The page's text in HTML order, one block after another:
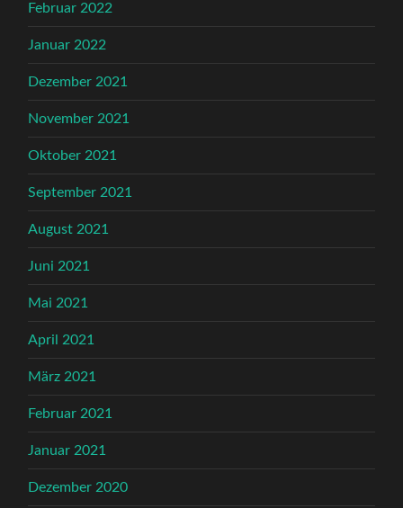
Februar 2022
Januar 2022
Dezember 2021
November 2021
Oktober 2021
September 2021
August 2021
Juni 2021
Mai 2021
April 2021
März 2021
Februar 2021
Januar 2021
Dezember 2020